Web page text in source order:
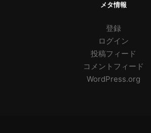
メタ情報
登録
ログイン
投稿フィード
コメントフィード
WordPress.org